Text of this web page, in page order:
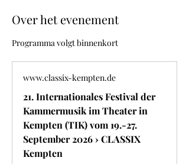
Over het evenement
Programma volgt binnenkort
www.classix-kempten.de
21. Internationales Festival der
Kammermusik im Theater in
Kempten (TIK) vom 19.-27.
September 2026 › CLASSIX
Kempten